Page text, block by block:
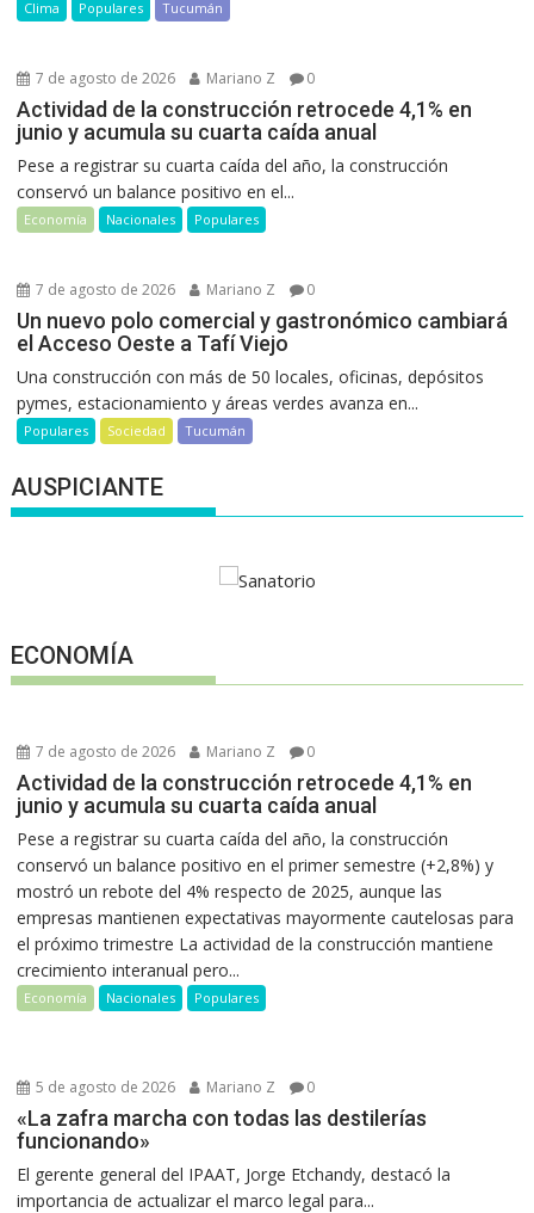
Clima Populares Tucumán
7 de agosto de 2026 Mariano Z 0
Actividad de la construcción retrocede 4,1% en
junio y acumula su cuarta caída anual
Pese a registrar su cuarta caída del año, la construcción
conservó un balance positivo en el...
Economía Nacionales Populares
7 de agosto de 2026 Mariano Z 0
Un nuevo polo comercial y gastronómico cambiará
el Acceso Oeste a Tafí Viejo
Una construcción con más de 50 locales, oficinas, depósitos
pymes, estacionamiento y áreas verdes avanza en...
Populares Sociedad Tucumán
AUSPICIANTE
ECONOMÍA
7 de agosto de 2026 Mariano Z 0
Actividad de la construcción retrocede 4,1% en
junio y acumula su cuarta caída anual
Pese a registrar su cuarta caída del año, la construcción
conservó un balance positivo en el primer semestre (+2,8%) y
mostró un rebote del 4% respecto de 2025, aunque las
empresas mantienen expectativas mayormente cautelosas para
el próximo trimestre La actividad de la construcción mantiene
crecimiento interanual pero...
Economía Nacionales Populares
5 de agosto de 2026 Mariano Z 0
«La zafra marcha con todas las destilerías
funcionando»
El gerente general del IPAAT, Jorge Etchandy, destacó la
importancia de actualizar el marco legal para...